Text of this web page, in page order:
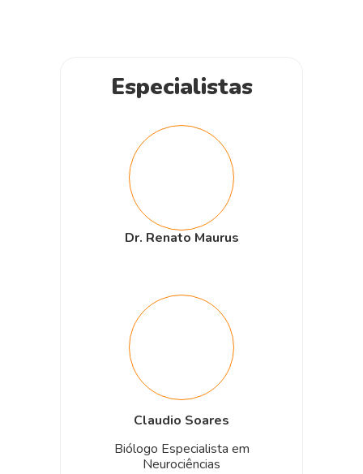
Especialistas
Dr. Renato Maurus
Claudio Soares
Biólogo Especialista em
Neurociências